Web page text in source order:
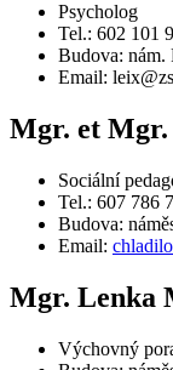
Psycholog
Tel.: 602 101
Budova: nám.
Email:
Mgr. et
Sociální
Tel.: 607 786
Budova:
Email:
Mgr. Lenka
Výchovný